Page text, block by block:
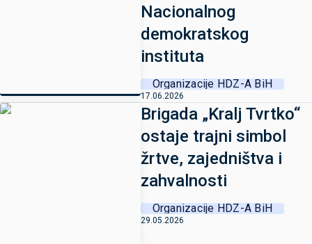
Nacionalnog
demokratskog
instituta
Organizacije HDZ-A BiH
17.06.2026
Brigada „Kralj Tvrtko“
ostaje trajni simbol
žrtve, zajedništva i
zahvalnosti
Organizacije HDZ-A BiH
29.05.2026